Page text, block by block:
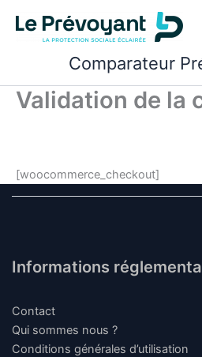
contenu
Comparateur
Validation de la
[woocommerce_checkout]
Informations
Contact
Qui sommes nous ?
Conditions générales d’utilisation